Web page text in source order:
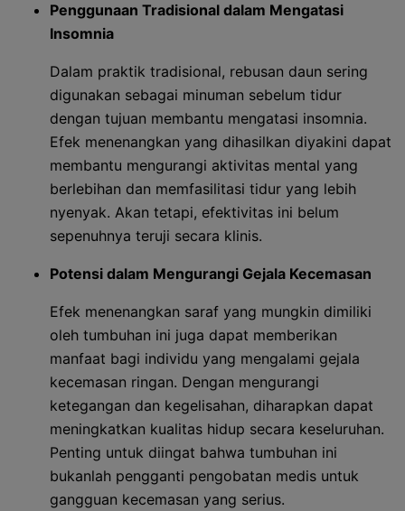
Penggunaan Tradisional dalam Mengatasi
Insomnia
Dalam praktik tradisional, rebusan daun sering
digunakan sebagai minuman sebelum tidur
dengan tujuan membantu mengatasi insomnia.
Efek menenangkan yang dihasilkan diyakini dapat
membantu mengurangi aktivitas mental yang
berlebihan dan memfasilitasi tidur yang lebih
nyenyak. Akan tetapi, efektivitas ini belum
sepenuhnya teruji secara klinis.
Potensi dalam Mengurangi Gejala Kecemasan
Efek menenangkan saraf yang mungkin dimiliki
oleh tumbuhan ini juga dapat memberikan
manfaat bagi individu yang mengalami gejala
kecemasan ringan. Dengan mengurangi
ketegangan dan kegelisahan, diharapkan dapat
meningkatkan kualitas hidup secara keseluruhan.
Penting untuk diingat bahwa tumbuhan ini
bukanlah pengganti pengobatan medis untuk
gangguan kecemasan yang serius.